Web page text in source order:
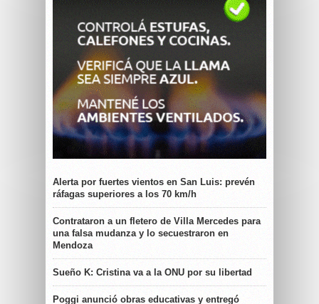
Alerta por fuertes vientos en San Luis: prevén
ráfagas superiores a los 70 km/h
Contrataron a un fletero de Villa Mercedes para
una falsa mudanza y lo secuestraron en
Mendoza
Sueño K: Cristina va a la ONU por su libertad
Poggi anunció obras educativas y entregó